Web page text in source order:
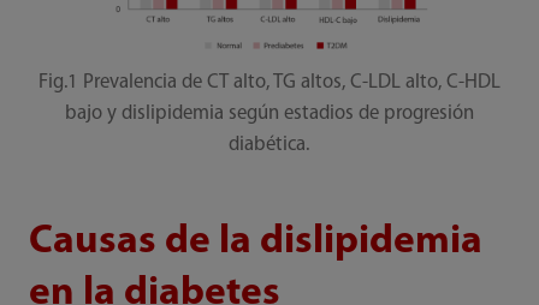
Fig.1 Prevalencia de CT alto, TG altos, C-LDL alto, C-HDL
bajo y dislipidemia según estadios de progresión
diabética.
Causas de la dislipidemia
en la diabetes